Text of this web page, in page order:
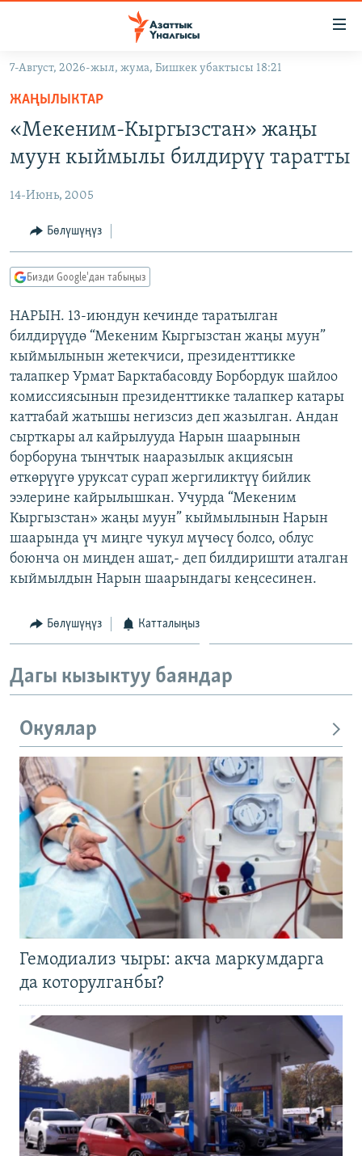
Навигацияга
өтүңүз
Издөөгө
салыңыз
ЭКОНОМИКА
МАДАНИЯТ
БОРБОР АЗИЯ
УКРАИНА
АТАЙЫН ИЛИКТӨӨ
ТВ ПРОГРАММАЛАР
ЭКСПЕРТТЕР ТАЛДАЙТ
БИЗ ЖАНА ДҮЙНӨ
ДАНИСТЕ
ЭЖЕ-СИҢДИЛЕР
АЗАТТЫК+
ЫҢГАЙСЫЗ СУРООЛОР
ӨЗГӨЧӨ ПИКИР
Русский
ОНЛАЙН ШЕРИНЕ
ЭЕ/АРнун бардык сайттары
7-Август, 2026-жыл, жума, Бишкек убактысы 18:21
ЖАҢЫЛЫКТАР
«Мекеним-Кыргызстан» жаңы
муун кыймылы билдирүү таратты
14-Июнь, 2005
Бөлүшүңүз
Бизди Google'дан табыңыз
НАРЫН. 13-июндун кечинде таратылган
билдирүүдө “Мекеним Кыргызстан жаңы муун”
кыймылынын жетекчиси, президенттикке
талапкер Урмат Барктабасовду Борбордук шайлоо
комиссиясынын президенттикке талапкер катары
каттабай жатышы негизсиз деп жазылган. Андан
сырткары ал кайрылууда Нарын шаарынын
борборуна тынчтык нааразылык акциясын
өткөрүүгө уруксат сурап жергиликтүү бийлик
ээлерине кайрылышкан. Учурда “Мекеним
Кыргызстан» жаңы муун” кыймылынын Нарын
шаарында үч миңге чукул мүчөсү болсо, облус
боюнча он миңден ашат,- деп билдиришти аталган
кыймылдын Нарын шаарындагы кеңсесинен.
Бөлүшүңүз Катталыңыз
Дагы кызыктуу баяндар
Окуялар
Гемодиализ чыры: акча маркумдарга
да которулганбы?